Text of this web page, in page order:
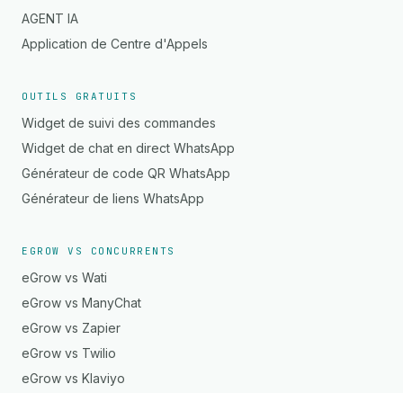
AGENT IA
Application de Centre d'Appels
OUTILS GRATUITS
Widget de suivi des commandes
Widget de chat en direct WhatsApp
Générateur de code QR WhatsApp
Générateur de liens WhatsApp
EGROW VS CONCURRENTS
eGrow vs Wati
eGrow vs ManyChat
eGrow vs Zapier
eGrow vs Twilio
eGrow vs Klaviyo